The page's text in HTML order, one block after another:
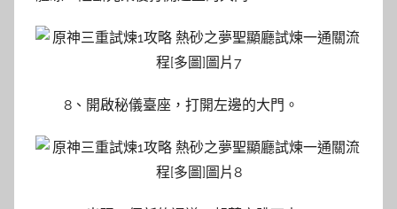
8、開啟秘儀臺座，打開左邊的大門。